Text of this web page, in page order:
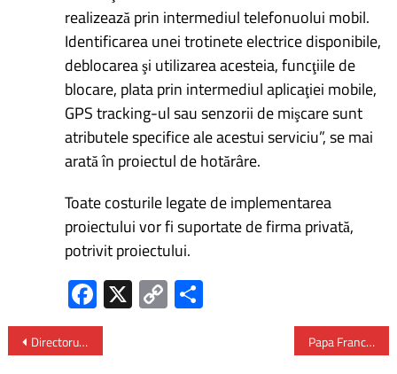
realizează prin intermediul telefonuolui mobil.
Identificarea unei trotinete electrice disponibile,
deblocarea şi utilizarea acesteia, funcţiile de
blocare, plata prin intermediul aplicaţiei mobile,
GPS tracking-ul sau senzorii de mişcare sunt
atributele specifice ale acestui serviciu”, se mai
arată în proiectul de hotărâre.
Toate costurile legate de implementarea
proiectului vor fi suportate de firma privată,
potrivit proiectului.
Fa
ce
b
X C
o
Directorul executiv al Băncii Mondiale – primită de președintele Iohannis la Cotroceni Papa Francisc a ajuns în Romania